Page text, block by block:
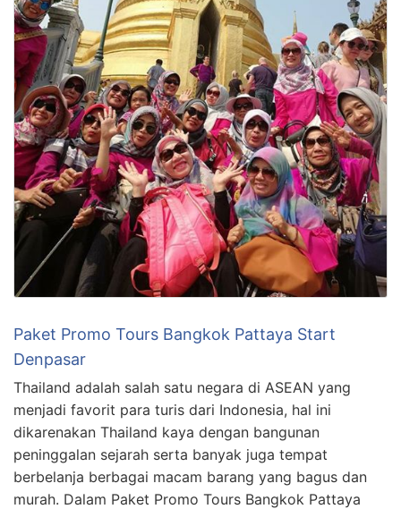
Paket Promo Tours Bangkok Pattaya Start
Denpasar
Thailand adalah salah satu negara di ASEAN yang
menjadi favorit para turis dari Indonesia, hal ini
dikarenakan Thailand kaya dengan bangunan
peninggalan sejarah serta banyak juga tempat
berbelanja berbagai macam barang yang bagus dan
murah. Dalam Paket Promo Tours Bangkok Pattaya